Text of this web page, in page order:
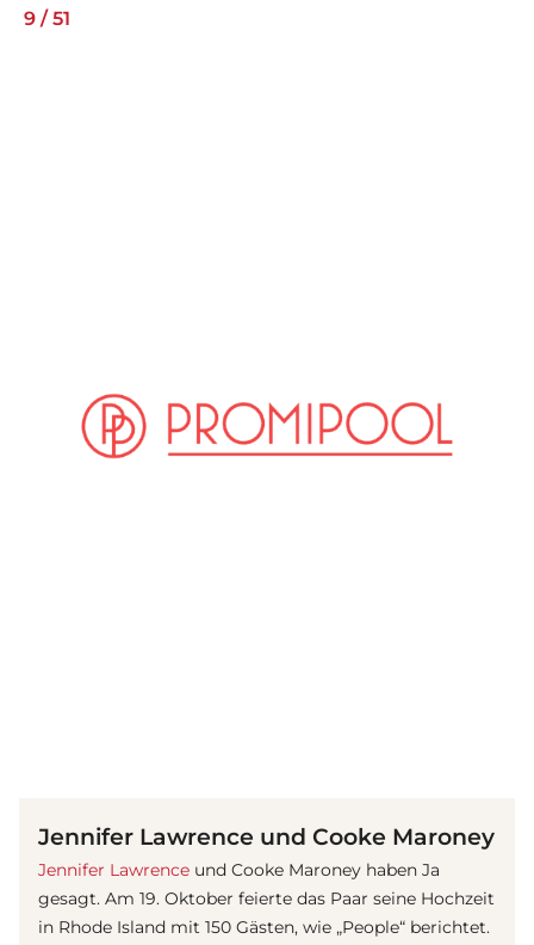
9 /51
Jennifer Lawrence und Cooke Maroney
Jennifer Lawrence und Cooke Maroney haben Ja
gesagt. Am 19. Oktober feierte das Paar seine Hochzeit
in Rhode Island mit 150 Gästen, wie „People“ berichtet.